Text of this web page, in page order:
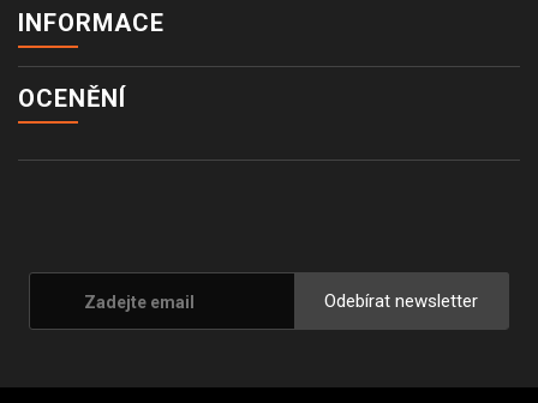
INFORMACE
OCENĚNÍ
Odebírat newsletter